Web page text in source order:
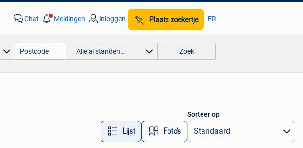
Chat Meldingen Inloggen Plaats zoekertje FR
Alle afstanden… Zoek
Lijst Foto’s
Sorteer op